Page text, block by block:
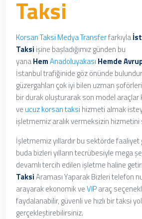
Taksi
Korsan Taksi Medya Transferfarkıyla
Taksi işine başladığımız günden bu
yanaHemAnadoluyakası Hemde
İstanbul trafiğinide göz önünde
güzergahları çok iyi bilen uzman
bir durak oluşturarak son model araçlar
ve ucuz korsan taksi hizmeti almak
işletmemiz aralık vermeksizin
İşletmemiz yıllardır bu sektörde
buda bizleri yılların tecrübesiyle mega
devamlı tercih edilen işletme haline
TaksiAraması YaparakBizleri telefon
arayarak ekonomik veVIParaç
faydalanabilir, güvenli ve hızlı bir taksi
gerçekleştirebilirsiniz.